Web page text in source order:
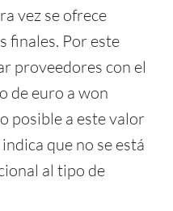
vez se ofrece
finales. Por este
proveedores con el
de euro a won
posible a este valor
que no se está
al tipo de